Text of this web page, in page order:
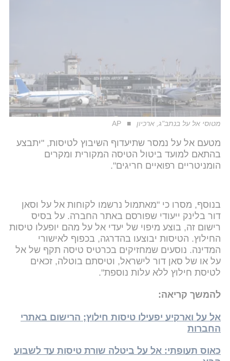
מטוסי אל על בנתב"ג, ארכיון AP
מטעם אל על נמסר שתיעדוף השיבוץ לטיסות, "יתבצע
בהתאם למועד ביטול הטיסה המקורית ומקרים
הומניטריים רפואיים חריגים".
בנוסף, מסרו כי "מאתמול נרשמו לקוחות אל על וסאן
דור בלינק ייעודי שפורסם באתר החברה. על בסיס
רישום זה, בוצע מיפוי של יעדי אל על מהם יופעלו טיסות
החילוץ. הטיסות יבוצעו בהדרגה, בכפוף לאישורי
המדינה. נוסעים שמחזיקים בכרטיס טיסה תקף של אל
על או של סאן דור לישראל, וטיסתם בוטלה, זכאים
לטיסת חילוץ ללא עלות נוספת".
להמשך קריאה:
אל על וארקיע יפעילו טיסות חילוץ; הרישום באתרי
החברות
כאוס תעופתי: אל על ביטלה שורת טיסות עד לשבוע